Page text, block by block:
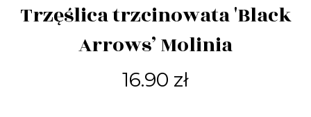
Trzęślica trzcinowata 'Black
Arrows’ Molinia
16.90 zł